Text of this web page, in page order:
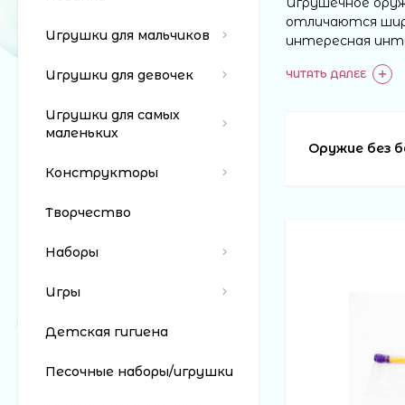
отличаются
интересная
все детские
стреляют
любой
Для
ЧИТАТЬ ДАЛЕЕ
Оружие без
Игрушки для мальчиков
Игрушки для девочек
Игрушки для самых
маленьких
Конструкторы
Творчество
Наборы
Игры
Детская гигиена
Песочные наборы/игрушки